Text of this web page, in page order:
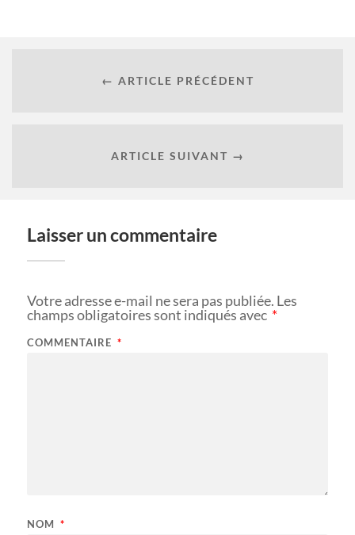
← ARTICLE PRÉCÉDENT
ARTICLE SUIVANT →
Laisser un commentaire
Votre adresse e-mail ne sera pas publiée. Les
champs obligatoires sont indiqués avec *
COMMENTAIRE *
NOM *